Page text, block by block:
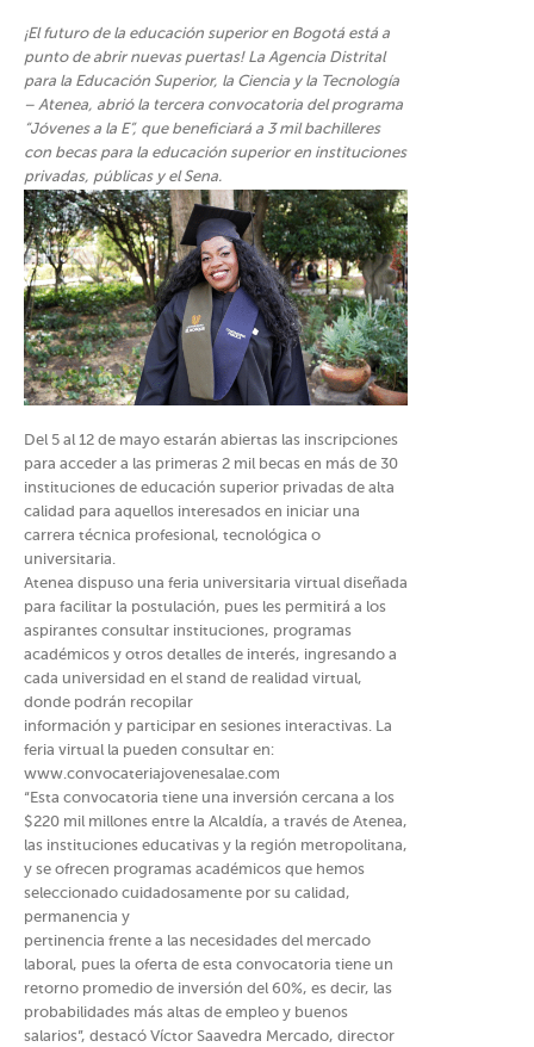
¡El futuro de la educación superior en Bogotá está a
punto de abrir nuevas puertas! La Agencia Distrital
para la Educación Superior, la Ciencia y la Tecnología
– Atenea, abrió la tercera convocatoria del programa
“Jóvenes a la E”, que beneficiará a 3 mil bachilleres
con becas para la educación superior en instituciones
privadas, públicas y el Sena.
Del 5 al 12 de mayo estarán abiertas las inscripciones
para acceder a las primeras 2 mil becas en más de 30
instituciones de educación superior privadas de alta
calidad para aquellos interesados en iniciar una
carrera técnica profesional, tecnológica o
universitaria.
Atenea dispuso una feria universitaria virtual diseñada
para facilitar la postulación, pues les permitirá a los
aspirantes consultar instituciones, programas
académicos y otros detalles de interés, ingresando a
cada universidad en el stand de realidad virtual,
donde podrán recopilar
información y participar en sesiones interactivas. La
feria virtual la pueden consultar en:
www.convocateriajovenesalae.com
“Esta convocatoria tiene una inversión cercana a los
$220 mil millones entre la Alcaldía, a través de Atenea,
las instituciones educativas y la región metropolitana,
y se ofrecen programas académicos que hemos
seleccionado cuidadosamente por su calidad,
permanencia y
pertinencia frente a las necesidades del mercado
laboral, pues la oferta de esta convocatoria tiene un
retorno promedio de inversión del 60%, es decir, las
probabilidades más altas de empleo y buenos
salarios”, destacó Víctor Saavedra Mercado, director